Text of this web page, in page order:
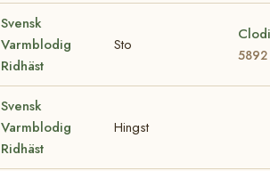
Svensk
Varmblodig
Ridhäst
Sto
5892
Svensk
Varmblodig
Ridhäst
Hingst